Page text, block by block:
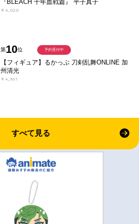
『BLEACH 千年血戦篇』 平子真子
￥4,020
第10位
【フィギュア】るかっぷ 刀剣乱舞ONLINE 加
州清光
￥4,301
予約受付中
すべて見る